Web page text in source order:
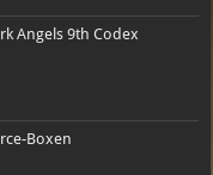
Angels 9th Codex
Boxen